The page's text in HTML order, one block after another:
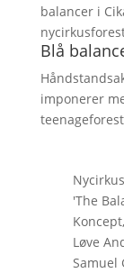
balancer i
Blå
imponerer
'The
Løve
Samuel